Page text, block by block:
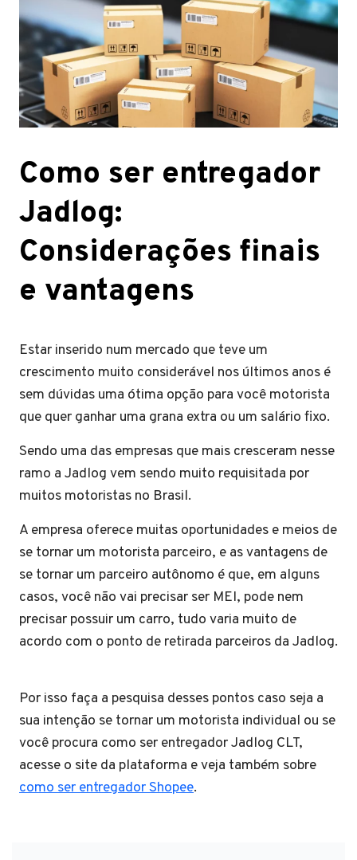
Como ser entregador
Jadlog:
Considerações finais
e vantagens
Estar inserido num mercado que teve um
crescimento muito considerável nos últimos anos é
sem dúvidas uma ótima opção para você motorista
que quer ganhar uma grana extra ou um salário fixo.
Sendo uma das empresas que mais cresceram nesse
ramo a Jadlog vem sendo muito requisitada por
muitos motoristas no Brasil.
A empresa oferece muitas oportunidades e meios de
se tornar um motorista parceiro, e as vantagens de
se tornar um parceiro autônomo é que, em alguns
casos, você não vai precisar ser MEI, pode nem
precisar possuir um carro, tudo varia muito de
acordo com o ponto de retirada parceiros da Jadlog.
Por isso faça a pesquisa desses pontos caso seja a
sua intenção se tornar um motorista individual ou se
você procura como ser entregador Jadlog CLT,
acesse o site da plataforma e veja também sobre
como ser entregador Shopee.